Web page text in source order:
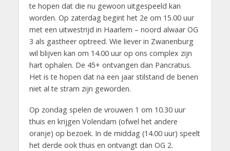
te hopen dat die nu gewoon uitgespeeld kan
worden. Op zaterdag begint het 2e om 15.00 uur
met een uitwestrijd in Haarlem – noord alwaar OG
3 als gastheer optreed. Wie liever in Zwanenburg
wil blijven kan om 14.00 uur op ons complex zijn
hart ophalen. De 45+ ontvangen dan Pancratius.
Het is te hopen dat na een jaar stilstand de benen
niet al te stram zijn geworden.
Op zondag spelen de vrouwen 1 om 10.30 uur
thuis en krijgen Volendam (ofwel het andere
oranje) op bezoek. In de middag (14.00 uur) speelt
het derde ook thuis en ontvangt dan OG 2.